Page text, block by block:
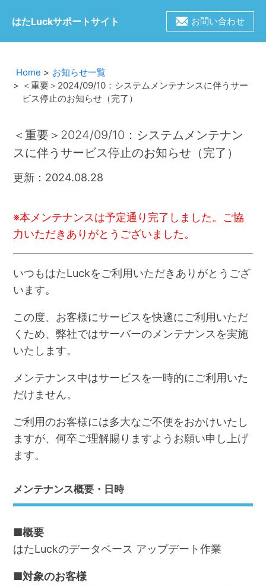
はたLuckサポートサイト お問い合わせ
Home
お知らせ一覧
＜重要＞2024/09/10：システムメンテナンスに伴うサー
ビス停止のお知らせ（完了）
＜重要＞2024/09/10：システムメンテナン
スに伴うサービス停止のお知らせ（完了）
更新：2024.08.28
※本メンテナンスは予定通り完了しました。ご協
力いただきありがとうございました。
いつもはたLuckをご利用いただきありがとうござ
います。
この度、お客様にサービスを快適にご利用いただ
くため、弊社ではサーバーのメンテナンスを実施
いたします。
メンテナンス中はサービスを一時的にご利用いた
だけません。
ご利用のお客様には多大なご不便をおかけいたし
ますが、何卒ご理解賜りますようお願い申し上げ
ます。
メンテナンス概要・日時
■概要
はたLuckのデータベース アップデート作業
■対象のお客様